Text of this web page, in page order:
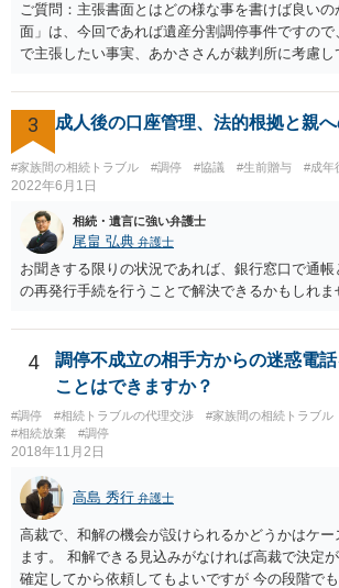
ご質問：主張書面とはどの様な事を書けば良い
面」は、今回であれば遺産分割調停事件ですの
で主張したい事実、あかささんが裁判所に考慮
ります。 もし、主張したい事実や考慮してほ
資料を持っているようであれば、主張書面とは
し、お姉さんに見られたくないような資料がある
望に関する申出書」と共に提出することも考えら
いた方が良い事と書かない方が良い事 回答： お
立ての趣旨」のところに書いている遺産の分け方
ば、まずそれを書くとよいです。 次に「申立て
なぜ調停を申し立てたのか(例えば、あかささん
決裂した、など)や亡くなった方・あかささん・
きさつなどが書かれていると思うので、あかさ
分けるかを決めるについてあかささんが重要だ
(例えば、○○のときにお姉さんは亡くなった方か
産分割に関係ない(と思われる)いきさつを沢山盛
す(あくまで遺産分割に関係することに留める方
3 成人後の口座管理、法的根拠と親
#家族間の相続トラブル #調停 #協議 #生前贈与 #成年
2022年6月1日
相続・遺言に強い弁護士
尾畠 弘典 弁護士
お聞きする限りの状況であれば、銀行窓口で通
の再発行手続を行うことで解決できるかもしれま
4
調停不成立の相手方からの迷惑電
ことはできますか？
#調停 #相続トラブルの代理交渉 #家族間の相続トラブル
#相続放棄
#調停
2018年11月2日
高島 秀行 弁護士
高裁で、和解の機会が設けられるかどうかはケー
ます。 和解できる見込みがなければ高裁で決定
確定してから依頼してもよいですが 今の段階で